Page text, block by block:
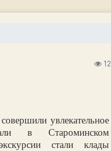
12
увлекательное
в Староминском
стали клады